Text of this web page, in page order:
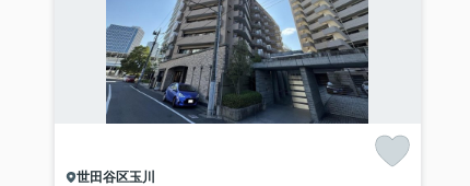
世田谷区玉川